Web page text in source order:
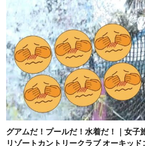
グアムだ！プールだ！水着だ！｜女子
リゾートカントリークラブ オーキッド